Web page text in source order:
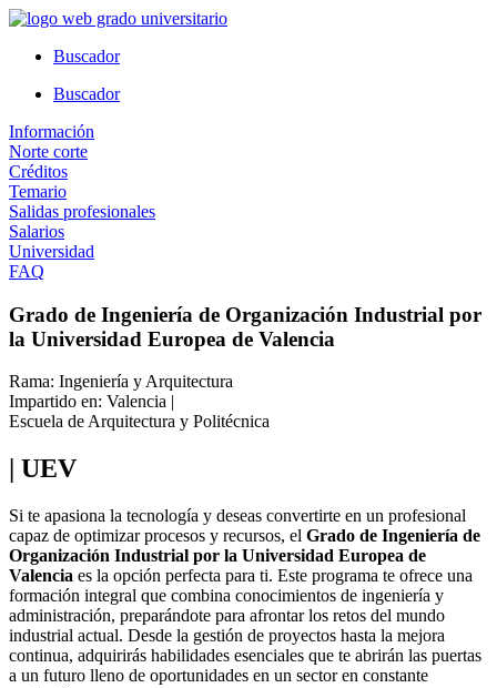
Ir
contenidoBuscador
Buscador
Información
Norte corte
Créditos
Temario
Salidas profesionales
Salarios
Universidad
FAQ
Grado de Ingeniería de Organización Industrial por
la Universidad Europea de Valencia
Rama: Ingeniería y Arquitectura
Impartido en: Valencia |
Escuela de Arquitectura y Politécnica
| UEV
Si te apasiona la tecnología y deseas convertirte en un profesional
capaz de optimizar procesos y recursos, el Grado de Ingeniería de
Organización Industrial por la Universidad Europea de
Valencia es la opción perfecta para ti. Este programa te ofrece una
formación integral que combina conocimientos de ingeniería y
administración, preparándote para afrontar los retos del mundo
industrial actual. Desde la gestión de proyectos hasta la mejora
continua, adquirirás habilidades esenciales que te abrirán las puertas
a un futuro lleno de oportunidades en un sector en constante